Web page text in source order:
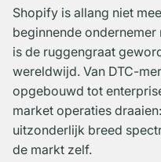
Shopify is allang niet
beginnende
is de ruggengraat
wereldwijd. Van DTC-
opgebouwd tot
market operaties
uitzonderlijk breed
de markt zelf.